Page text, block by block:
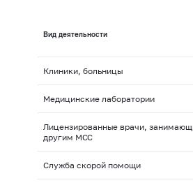
Вид деятельности
Клиники, больницы
Медицинские лаборатории
Лицензированные врачи,
другим MCC
Служба скорой помощи